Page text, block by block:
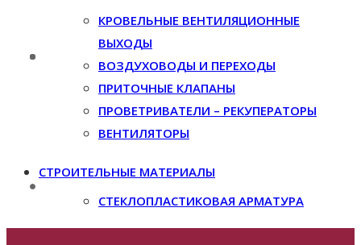
КРОВЕЛЬНЫЕ ВЕНТИЛЯЦИОННЫЕ
ВЫХОДЫ
ВОЗДУХОВОДЫ И ПЕРЕХОДЫ
ПРИТОЧНЫЕ КЛАПАНЫ
ПРОВЕТРИВАТЕЛИ – РЕКУПЕРАТОРЫ
ВЕНТИЛЯТОРЫ
СТРОИТЕЛЬНЫЕ МАТЕРИАЛЫ
СТЕКЛОПЛАСТИКОВАЯ АРМАТУРА